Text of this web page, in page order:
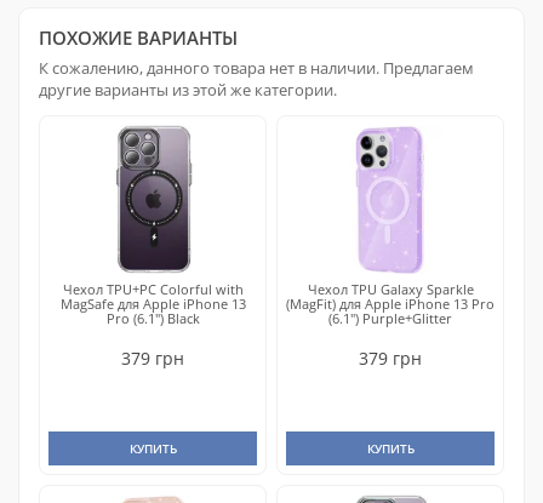
ПОХОЖИЕ ВАРИАНТЫ
К сожалению, данного товара нет в наличии. Предлагаем
другие варианты из этой же категории.
Чехол TPU+PC Colorful with
MagSafe для Apple iPhone 13
Pro (6.1") Black
379 грн
КУПИТЬ
Чехол TPU Galaxy Sparkle
(MagFit) для Apple iPhone 13 Pro
(6.1") Purple+Glitter
379 грн
КУПИТЬ